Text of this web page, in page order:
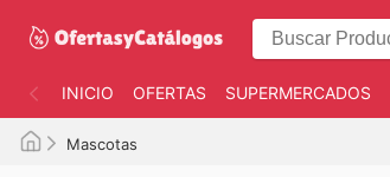
INICIO OFERTAS SUPERMERCADOS
Mascotas